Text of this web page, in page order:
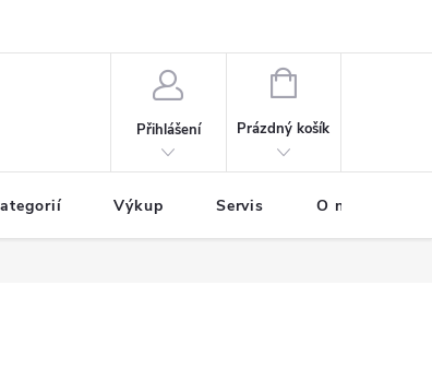
Přihlášení
NÁKUPNÍ
Prázdný košík
Výkup Servis O nás